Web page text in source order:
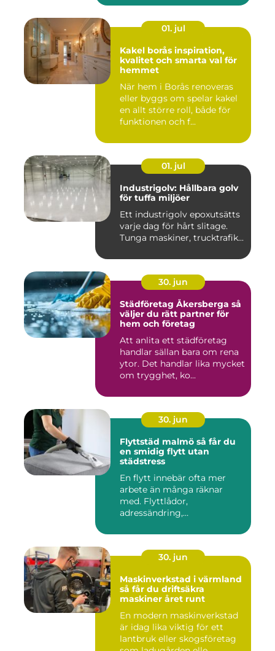
01. jul
Kakel borås inspiration,
kvalitet och smarta val för
hemmet
När hem i Borås renoveras
eller byggs om spelar kakel
en allt större roll, både för
funktionen och f...
01. jul
Industrigolv: Hållbara golv
för tuffa miljöer
Ett industrigolv epoxutsätts
varje dag för hårt slitage.
Tunga maskiner, trucktrafik...
30. jun
Städföretag Åkersberga så
väljer du rätt partner för
hem och företag
Att anlita ett städföretag
handlar sällan bara om rena
ytor. Det handlar lika mycket
om trygghet, ko...
30. jun
Flyttstäd malmö så får du
en smidig flytt utan
städstress
En flytt innebär ofta mer
arbete än många räknar
med. Flyttlådor,
adressändring,
30. jun
Maskinverkstad i värmland
så får du driftsäkra
maskiner året runt
En modern maskinverkstad
är idag lika viktig för ett
lantbruk eller skogsföretag